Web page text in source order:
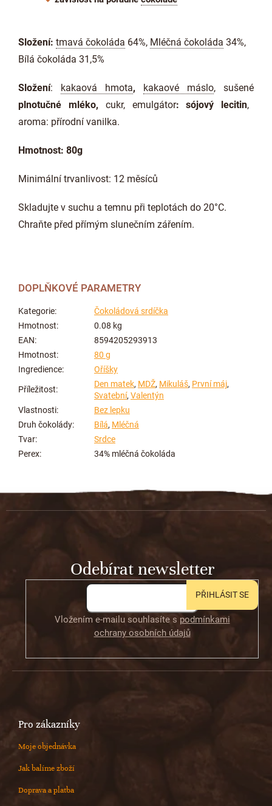
Složení: tmavá čokoláda 64%, Mléčná čokoláda 34%,
Bílá čokoláda 31,5%
Složení: kakaová hmota, kakaové máslo, sušené
plnotučné mléko, cukr, emulgátor: sójový lecitin,
aroma: přírodní vanilka.
Hmotnost: 80g
Minimální trvanlivost: 12 měsíců
Skladujte v suchu a temnu při teplotách do 20°C.
Chraňte před přímým slunečním zářením.
DOPLŇKOVÉ PARAMETRY
Kategorie:
Čokoládová srdíčka
Hmotnost:
0.08 kg
EAN:
8594205293913
Hmotnost:
80 g
Ingredience: Oříšky
Příležitost:
Den matek, MDŽ, Mikuláš, První máj,
Svatební, Valentýn
Vlastnosti:
Bez lepku
Druh čokolády: Bílá, Mléčná
Tvar:
Srdce
Perex: 34% mléčná čokoláda
Z
Odebírat newsletter
Vložením e-mailu souhlasíte s podmínkami
ochrany osobních údajů
PŘIHLÁSIT SE
Pro zákazníky
Moje objednávka
Jak balíme zboží
Doprava a platba